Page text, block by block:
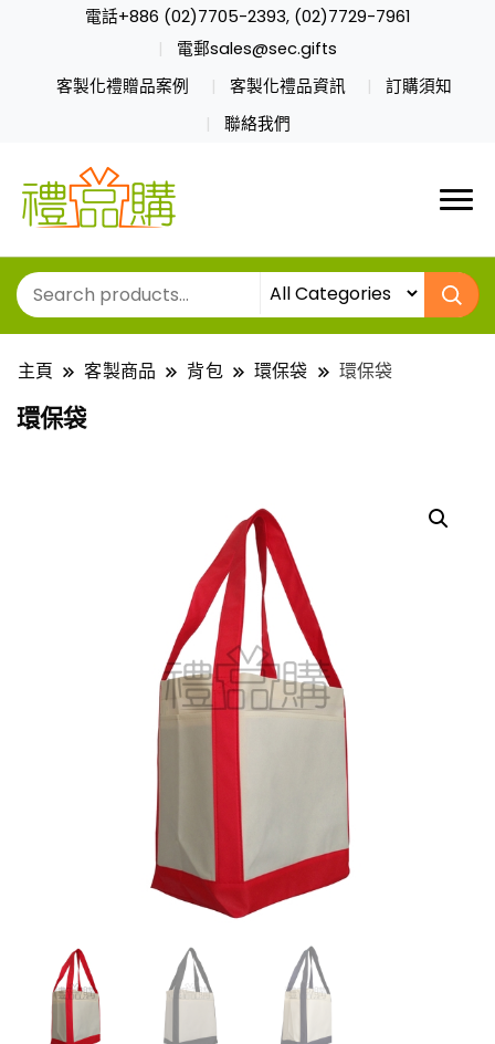
電話+886 (02)7705-2393, (02)7729-7961
電郵sales@sec.gifts
客製化禮贈品案例
客製化禮品資訊
訂購須知
聯絡我們
主頁 客製商品 背包 環保袋 環保袋
環保袋